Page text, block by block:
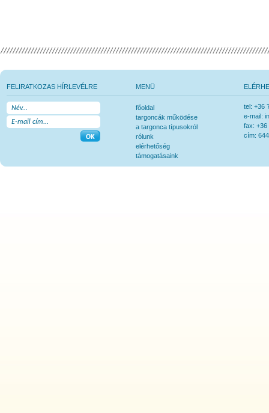
FELIRATKOZAS HÍRLEVÉLRE MENÜ
főoldal
targoncák működése
a targonca típusokról
rólunk
elérhetőség
támogatásaink
tel: +36
e-mail:
fax: +36
cím: